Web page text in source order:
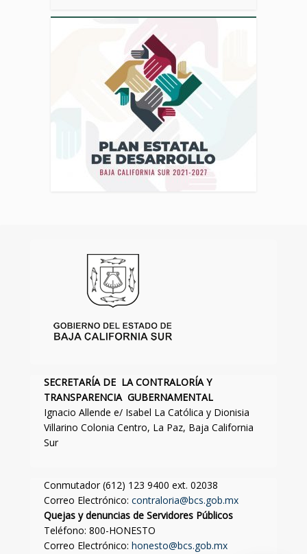
SECRETARÍA DE LA CONTRALORÍA Y
TRANSPARENCIA GUBERNAMENTAL
Ignacio Allende e/ Isabel La Católica y Dionisia
Villarino Colonia Centro, La Paz, Baja California
Sur
Conmutador (612) 123 9400 ext. 02038
Correo Electrónico: contraloria@bcs.gob.mx
Quejas y denuncias de Servidores Públicos
Teléfono: 800-HONESTO
Correo Electrónico: honesto@bcs.gob.mx